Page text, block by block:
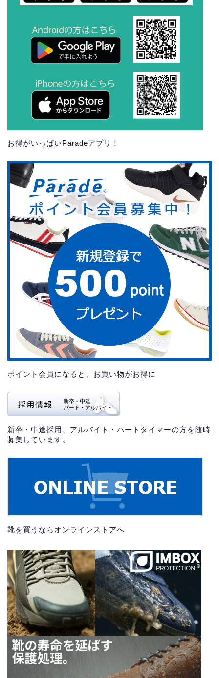
お得がいっぱいParadeアプリ！
ポイント会員になると、お買い物がお得に
新卒・中途採用、アルバイト・パートタイマーの方を随時
募集しています。
靴を買うならオンラインストアへ